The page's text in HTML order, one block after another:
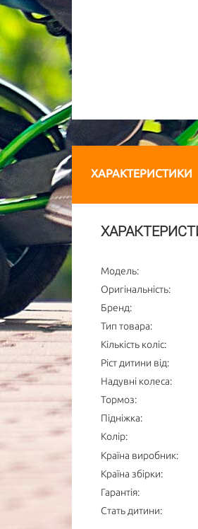
ХАРАКТЕРИСТИКИ
Модель:
Оригінальність:
Бренд:
Тип товара:
Кількість коліс:
Ріст дитини від:
Надувні колеса:
Тормоз:
Підніжка:
Колір:
Країна виробник:
Країна збірки:
Гарантія:
Стать дитини: